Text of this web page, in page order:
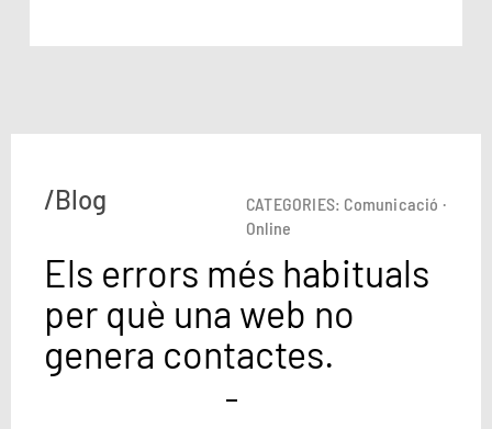
/Blog CATEGORIES: Comunicació ·
Online
Els errors més habituals
per què una web no
genera contactes.